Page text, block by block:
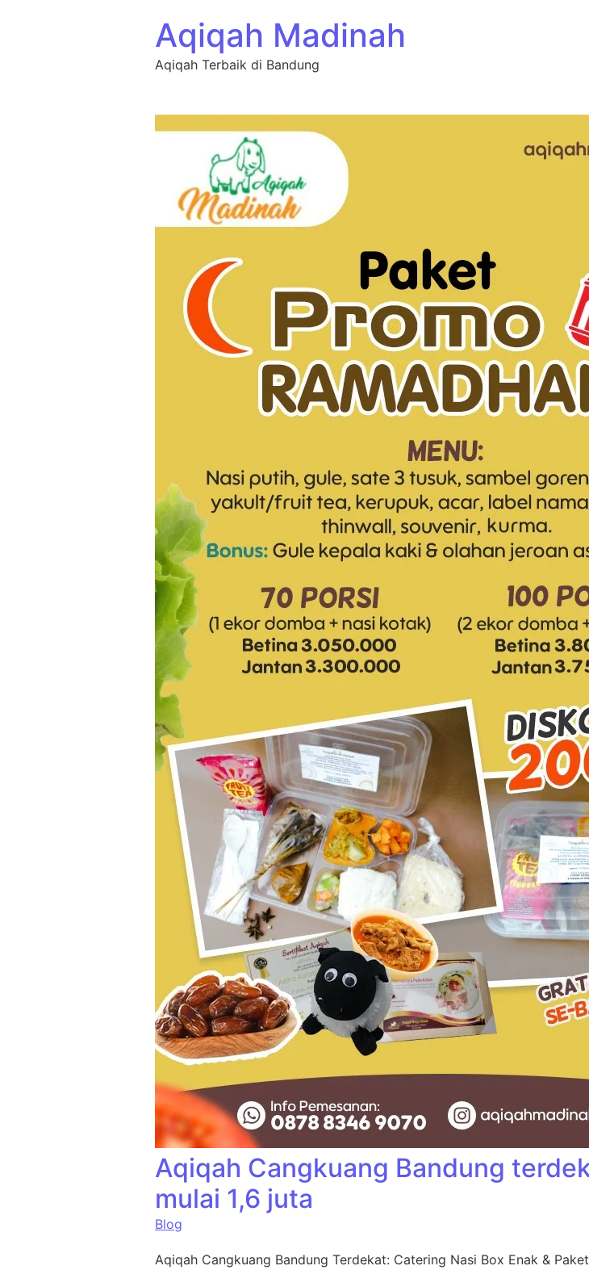
Aqiqah Madinah
Aqiqah Terbaik di Bandung
Aqiqah Cangkuang Bandung
mulai 1,6 juta
Blog
Aqiqah Cangkuang Bandung Terdekat: Catering Nasi Box Enak &